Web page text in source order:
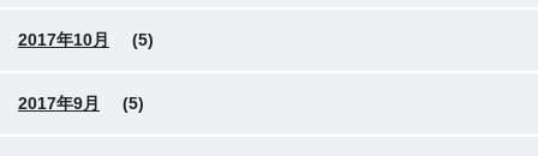
2017年10月 (5)
2017年9月 (5)